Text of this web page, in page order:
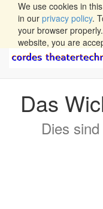
We use cookies in
in our privacy policy.
your browser
website, you are
Das
Dies